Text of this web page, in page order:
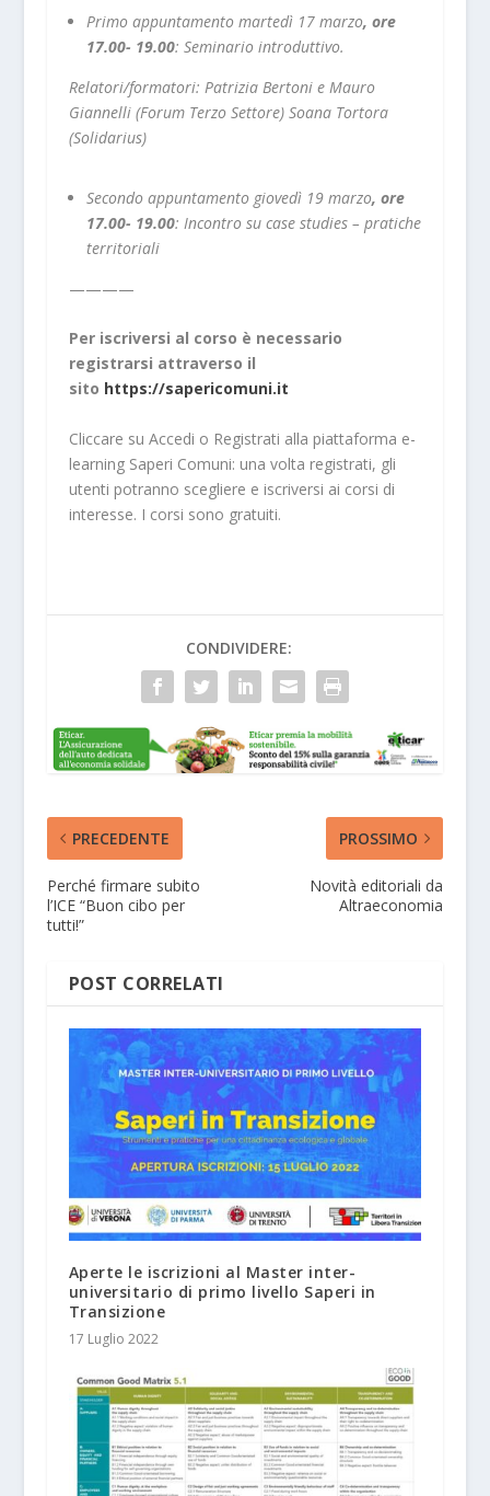
Primo appuntamento martedì 17 marzo, ore
17.00- 19.00: Seminario introduttivo.
Relatori/formatori: Patrizia Bertoni e Mauro
Giannelli (Forum Terzo Settore) Soana Tortora
(Solidarius)
Secondo appuntamento giovedì 19 marzo, ore
17.00- 19.00: Incontro su case studies – pratiche
territoriali
————
Per iscriversi al corso è necessario
registrarsi attraverso il
sito https://sapericomuni.it
Cliccare su Accedi o Registrati alla piattaforma e-
learning Saperi Comuni: una volta registrati, gli
utenti potranno scegliere e iscriversi ai corsi di
interesse. I corsi sono gratuiti.
CONDIVIDERE:
PRECEDENTE
Perché firmare subito
l’ICE “Buon cibo per
tutti!”
PROSSIMO
Novità editoriali da
Altraeconomia
POST CORRELATI
Aperte le iscrizioni al Master inter-
universitario di primo livello Saperi in
Transizione
17 Luglio 2022